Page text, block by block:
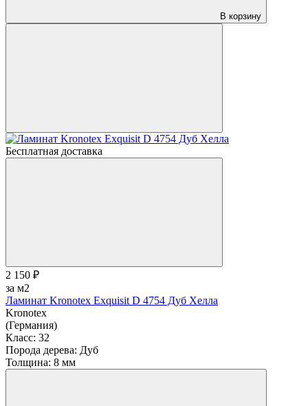
В корзину
Бесплатная доставка
2 150 ₽
за м2
Ламинат Kronotex Exquisit D 4754 Дуб Хелла
Kronotex
(Германия)
Класс: 32
Порода дерева: Дуб
Толщина: 8 мм